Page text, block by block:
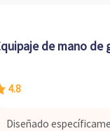
de mano de
4.8
Diseñado